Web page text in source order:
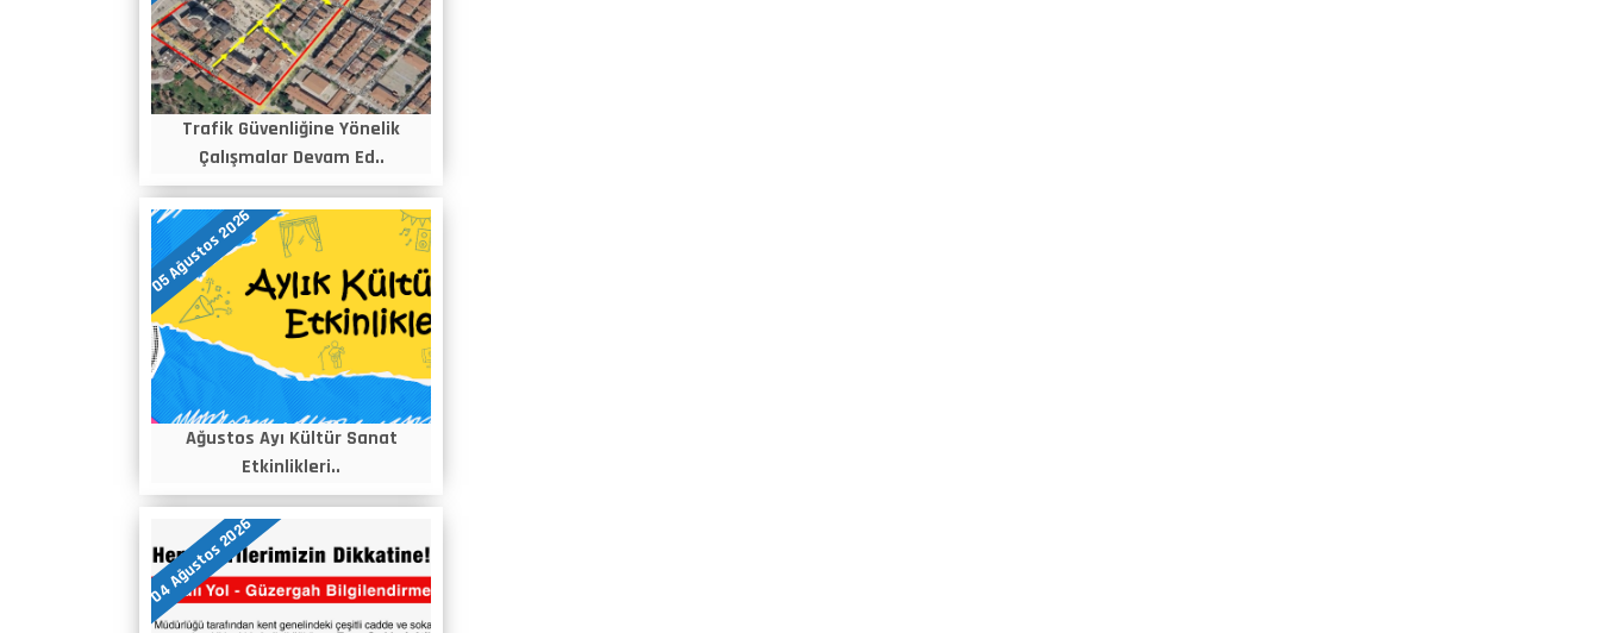
Trafik Güvenliğine Yönelik
Çalışmalar Devam Ed..
05 Ağustos 2026
Ağustos Ayı Kültür Sanat
Etkinlikleri..
04 Ağustos 2026